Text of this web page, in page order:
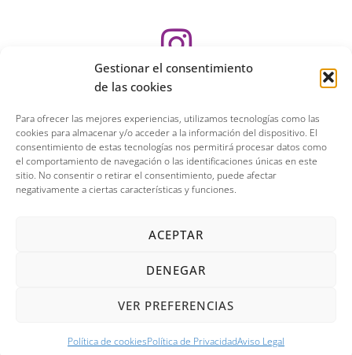
Gestionar el consentimiento
de las cookies
Para ofrecer las mejores experiencias, utilizamos tecnologías como las
cookies para almacenar y/o acceder a la información del dispositivo. El
consentimiento de estas tecnologías nos permitirá procesar datos como
el comportamiento de navegación o las identificaciones únicas en este
sitio. No consentir o retirar el consentimiento, puede afectar
negativamente a ciertas características y funciones.
ACEPTAR
DENEGAR
VER PREFERENCIAS
Política de cookiesPolítica de PrivacidadAviso Legal
655 501 774
954 686 040